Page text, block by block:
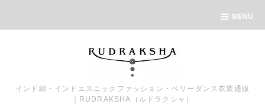
MENU
インド綿・インドエスニックファッション・ベリーダンス衣装通販
｜RUDRAKSHA（ルドラクシャ）